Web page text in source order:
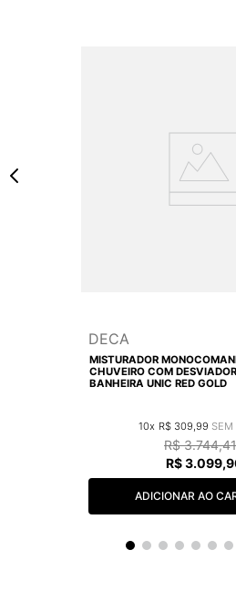
DECA
MISTURADOR
CHUVEIRO COM
BANHEIRA UNIC RED GOLD
10 R$ 309,99
R$ 3.744,41
R$ 3.099,
ADICIONAR AO